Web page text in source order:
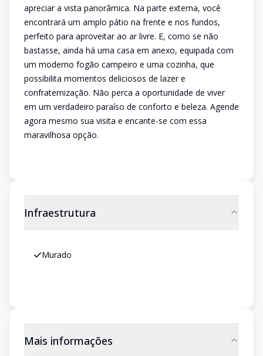
apreciar a vista panorâmica. Na parte externa, você
encontrará um amplo pátio na frente e nos fundos,
perfeito para aproveitar ao ar livre. E, como se não
bastasse, ainda há uma casa em anexo, equipada com
um moderno fogão campeiro e uma cozinha, que
possibilita momentos deliciosos de lazer e
confraternização. Não perca a oportunidade de viver
em um verdadeiro paraíso de conforto e beleza. Agende
agora mesmo sua visita e encante-se com essa
maravilhosa opção.
Infraestrutura
Murado
Mais informações